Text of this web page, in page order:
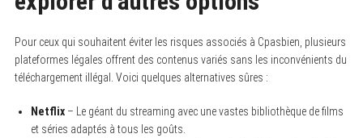
Pour ceux qui souhaitent éviter les risques associés à Cpasbien, plusieurs
plateformes légales offrent des contenus variés sans les inconvénients du
téléchargement illégal. Voici quelques alternatives sûres :
Netflix– Le géant du streaming avec une vastes bibliothèque de films
et séries adaptés à tous les goûts.